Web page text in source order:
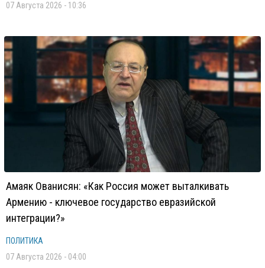
07 Августа 2026 - 10:36
Амаяк Ованисян: «Как Россия может выталкивать
Армению - ключевое государство евразийской
интеграции?»
ПОЛИТИКА
07 Августа 2026 - 04:00